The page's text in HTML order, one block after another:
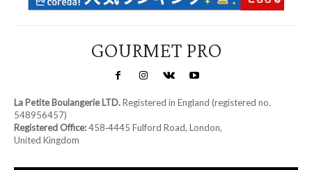
GOURMET PRO
La Petite Boulangerie LTD.Registered in England (registered no.
548956457)
Registered Office:458‑4445 Fulford Road, London,
United Kingdom